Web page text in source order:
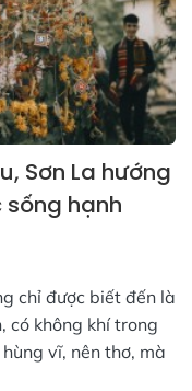
Sơn La hướng
hạnh
chỉ được biết đến là
có không khí trong
vĩ, nên thơ, mà